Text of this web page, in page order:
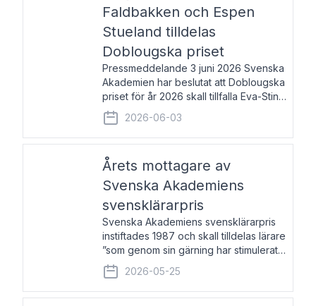
Faldbakken och Espen
Stueland tilldelas
Doblougska priset
Pressmeddelande 3 juni 2026 Svenska
Akademien har beslutat att Doblougska
priset för år 2026 skall tillfalla Eva-Stina
Byggmästar, Magnus Dahlström, Matias
Faldbakken samt Espen Stueland.
Prisbeloppet är 200 000 svenska
2026-06-03
Årets mottagare av
Svenska Akademiens
svensklärarpris
Svenska Akademiens svensklärarpris
instiftades 1987 och skall tilldelas lärare
”som genom sin gärning har stimulerat
intresset hos unga människor för
svenska språket och litteraturen”.
Prisutdelning och samtal med
2026-05-25